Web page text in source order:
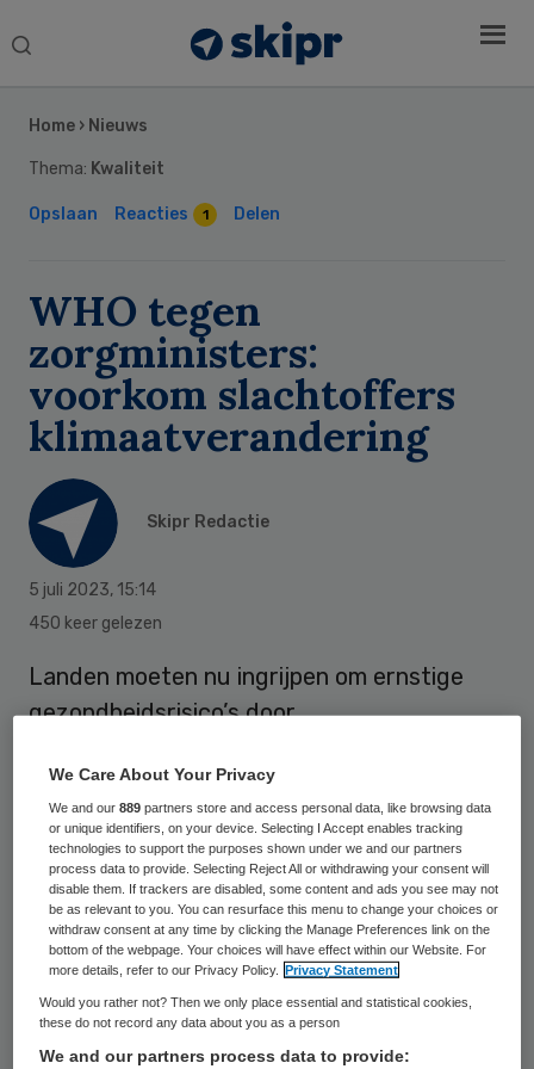
Search
Home › Nieuws
Thema: Kwaliteit
Opslaan Reacties 1 Delen
WHO tegen
zorgministers:
voorkom slachtoffers
klimaatverandering
Skipr Redactie
5 juli 2023, 15:14
450 keer gelezen
Landen moeten nu ingrijpen om ernstige
gezondheidsrisico’s door
Wereldgezondheidsorganisatie (WHO) roept
woensdag Europese ministers op het
gebied van gezondheid en milieu op om in
actie te komen.
Naar schatting overlijden jaarlijks 1,4
miljoen mensen binnen de Europese regio
door ‘risico’s in de omgeving’. Daarop wees
Sidebar
We Care About Your Privacy
We and our889 partners store and access personal data, like browsing data
or unique identifiers, on your device. Selecting I Accept enables tracking
technologies to support the purposes shown under we and our partners
process data to provide. Selecting Reject All or withdrawing your consent will
disable them. If trackers are disabled, some content and ads you see may not
be as relevant to you. You can resurface this menu to change your choices or
withdraw consent at any time by clicking the Manage Preferences link on the
bottom of the webpage. Your choices will have effect within our Website. For
more details, refer to our Privacy Policy.
Privacy Statement
Would you rather not? Then we only place essential and statistical cookies,
these do not record any data about you as a person
We and our partners process data to provide: